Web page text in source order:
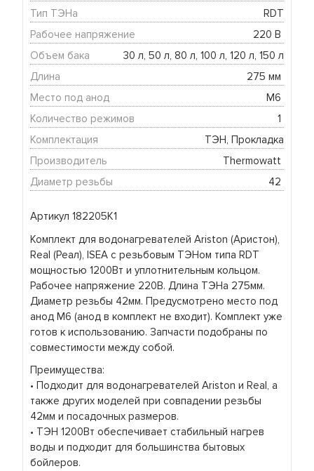
Артикул 182205K1
Комплект для водонагревателей Ariston (Аристон),
Real (Реал), ISEA с резьбовым ТЭНом типа RDT
мощностью 1200Вт и уплотнительным кольцом.
Рабочее напряжение 220В. Длина ТЭНа 275мм.
Диаметр резьбы 42мм. Предусмотрено место под
анод М6 (анод в комплект не входит). Комплект уже
готов к использованию. Запчасти подобраны по
совместимости между собой.
Преимущества:
• Подходит для водонагревателей Ariston и Real, а
также других моделей при совпадении резьбы
42мм и посадочных размеров.
• ТЭН 1200Вт обеспечивает стабильный нагрев
воды и подходит для большинства бытовых
бойлеров.
Тип ТЭНа
RDT
Рабочее напряжение
220 В
Объем бака
30 л, 50 л, 80 л, 100 л, 120 л, 150 л
Длина
275 мм
Место под анод
М6
Количество режимов
1
Комплектация
ТЭН, Прокладка
Производитель
Thermowatt
Диаметр резьбы
42